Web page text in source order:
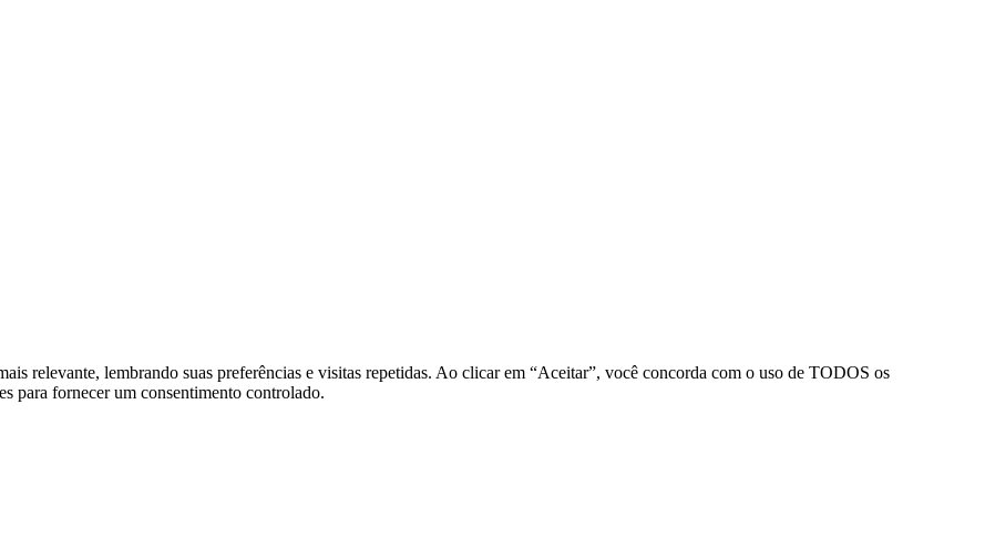
relevante, lembrando suas preferências e visitas repetidas. Ao clicar em “Aceitar”, você concorda com o uso de TODOS os
para fornecer um consentimento controlado.